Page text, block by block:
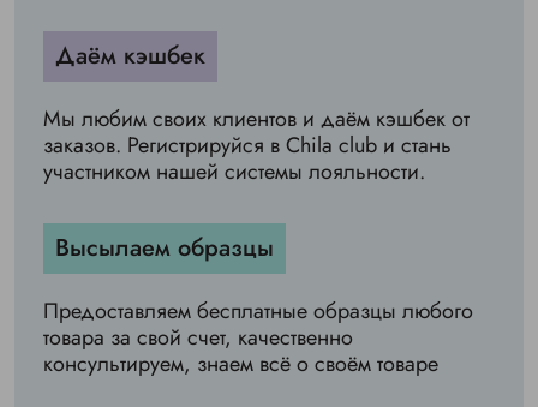
Даём кэшбек
Мы любим своих клиентов и даём кэшбек от
заказов. Регистрируйся в Chila club и стань
участником нашей системы лояльности.
Высылаем образцы
Предоставляем бесплатные образцы любого
товара за свой счет, качественно
консультируем, знаем всё о своём товаре